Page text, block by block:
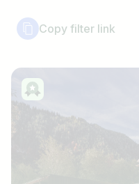
Copy filter link